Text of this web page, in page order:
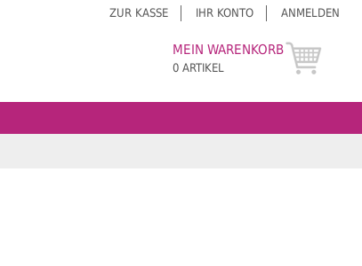
ZUR KASSE IHR KONTO ANMELDEN
MEIN WARENKORB
0 ARTIKEL